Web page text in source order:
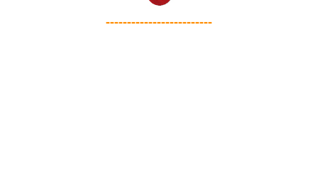
-------------------------